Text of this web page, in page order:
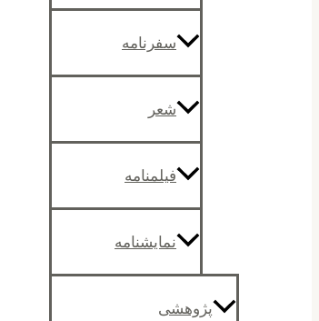
سفرنامه
شعر
فیلمنامه
نمایشنامه
پژوهشی